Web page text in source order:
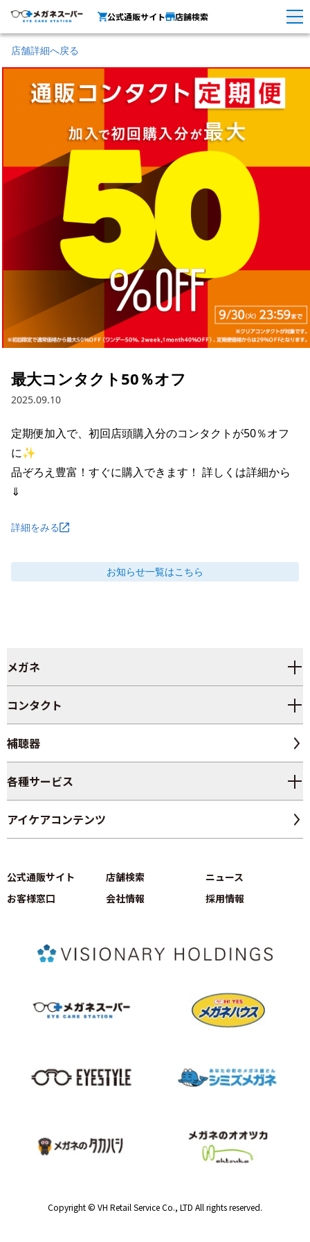
公式通販サイト 店舗検索
店舗詳細へ戻る
最大コンタクト50％オフ
2025.09.10
定期便加入で、初回店頭購入分のコンタクトが50％オフ
に✨
品ぞろえ豊富！すぐに購入できます！ 詳しくは詳細から
⇓
詳細をみる
お知らせ一覧はこちら
メガネ
コンタクト
補聴器
各種サービス
アイケアコンテンツ
公式通販サイト 店舗検索
ニュース
お客様窓口
会社情報 採用情報
Copyright © VH Retail Service Co., LTD All rights reserved.